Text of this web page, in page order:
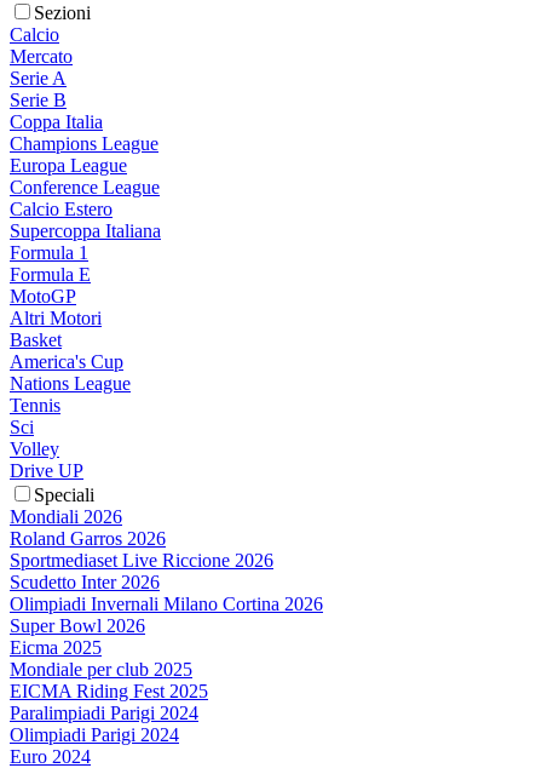
Sezioni
Calcio
Mercato
Serie A
Serie B
Coppa Italia
Champions League
Europa League
Conference League
Calcio Estero
Supercoppa Italiana
Formula 1
Formula E
MotoGP
Altri Motori
Basket
America's Cup
Nations League
Tennis
Sci
Volley
Drive UP
Speciali
Mondiali 2026
Roland Garros 2026
Sportmediaset Live Riccione 2026
Scudetto Inter 2026
Olimpiadi Invernali Milano Cortina 2026
Super Bowl 2026
Eicma 2025
Mondiale per club 2025
EICMA Riding Fest 2025
Paralimpiadi Parigi 2024
Olimpiadi Parigi 2024
Euro 2024